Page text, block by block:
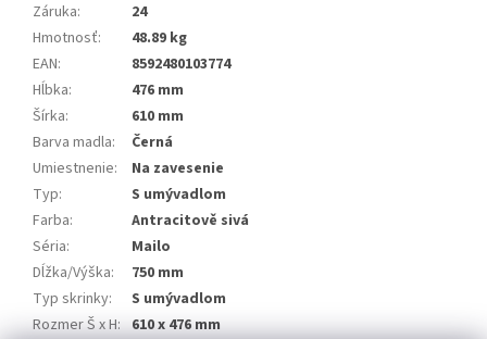
Záruka:
24
Hmotnosť:
48.89 kg
EAN:
8592480103774
Hĺbka:
476 mm
Šírka:
610 mm
Barva madla:
Černá
Umiestnenie:
Na zavesenie
Typ:
S umývadlom
Farba:
Antracitově sivá
Séria:
Mailo
Dĺžka/Výška:
750 mm
Typ skrinky:
S umývadlom
Rozmer Š x H: 610 x 476 mm